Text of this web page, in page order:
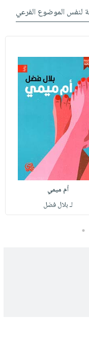
لنفس الموضوع الفرعي
أم ميمي
لـ بلال فضل
5